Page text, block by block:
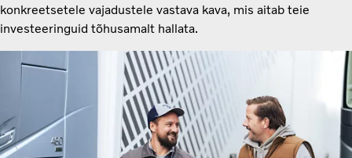
konkreetsetele vajadustele vastava kava, mis aitab teie
investeeringuid tõhusamalt hallata.